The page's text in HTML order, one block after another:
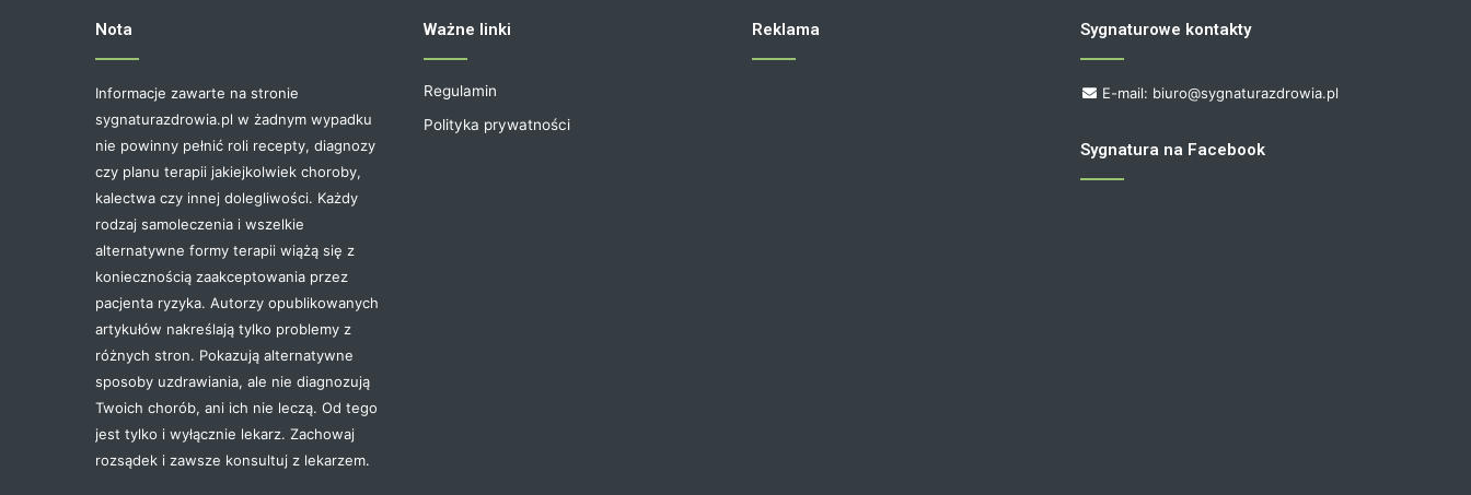
Nota
Informacje zawarte na stronie
sygnaturazdrowia.pl w żadnym wypadku
nie powinny pełnić roli recepty, diagnozy
czy planu terapii jakiejkolwiek choroby,
kalectwa czy innej dolegliwości. Każdy
rodzaj samoleczenia i wszelkie
alternatywne formy terapii wiążą się z
koniecznością zaakceptowania przez
pacjenta ryzyka. Autorzy opublikowanych
artykułów nakreślają tylko problemy z
różnych stron. Pokazują alternatywne
sposoby uzdrawiania, ale nie diagnozują
Twoich chorób, ani ich nie leczą. Od tego
jest tylko i wyłącznie lekarz. Zachowaj
rozsądek i zawsze konsultuj z lekarzem.
Ważne linki
Regulamin
Polityka prywatności
Reklama Sygnaturowe kontakty
E-mail: biuro@sygnaturazdrowia.pl
Sygnatura na Facebook